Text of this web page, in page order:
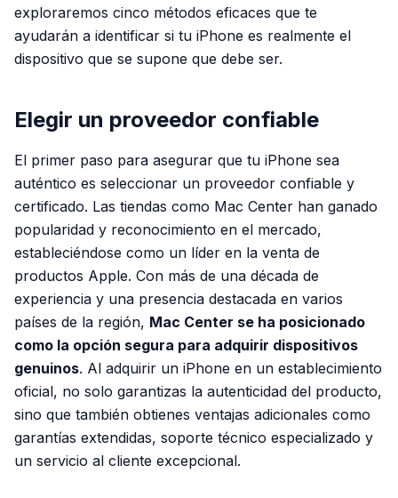
exploraremos cinco métodos eficaces que te
ayudarán a identificar si tu iPhone es realmente el
dispositivo que se supone que debe ser.
Elegir un proveedor confiable
El primer paso para asegurar que tu iPhone sea
auténtico es seleccionar un proveedor confiable y
certificado. Las tiendas como Mac Center han ganado
popularidad y reconocimiento en el mercado,
estableciéndose como un líder en la venta de
productos Apple. Con más de una década de
experiencia y una presencia destacada en varios
países de la región, Mac Center se ha posicionado
como la opción segura para adquirir dispositivos
genuinos. Al adquirir un iPhone en un establecimiento
oficial, no solo garantizas la autenticidad del producto,
sino que también obtienes ventajas adicionales como
garantías extendidas, soporte técnico especializado y
un servicio al cliente excepcional.